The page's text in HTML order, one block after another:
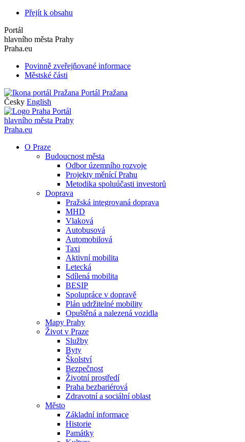
Přejít k obsahu
Portál
hlavního města Prahy
Praha.eu
Povinně zveřejňované informace
Městské části
Portál Pražana
Česky English
Portál
hlavního města Prahy
Praha.eu
O Praze
Budoucnost města
Odbor územního rozvoje
Projekty měnící Prahu
Metodika spoluúčasti investorů
Doprava
Pražská integrovaná doprava
MHD
Vlaková
Autobusová
Automobilová
Taxi
Aktivní mobilita
Letecká
Sdílená mobilita
BESIP
Spolupráce v dopravě
Plán udržitelné mobility
Opuštěná a nalezená vozidla
Mapy Prahy
Život v Praze
Služby
Byty
Školství
Bezpečnost
Životní prostředí
Praha bezbariérová
Zdravotní a sociální oblast
Město
Základní informace
Historie
Památky